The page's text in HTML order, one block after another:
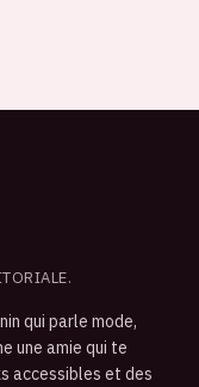
qui parle mode,
une amie qui te
accessibles et des